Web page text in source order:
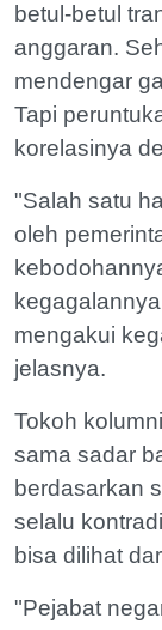
betul-betul
anggaran.
mendengar
Tapi
korelasinya
"Salah satu
oleh
mengakui
jelasnya.
Tokoh
sama sadar
berdasarkan
selalu
bisa dilihat
"Pejabat